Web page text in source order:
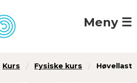
Meny ☰
Kurs Fysiske kurs Høvellast